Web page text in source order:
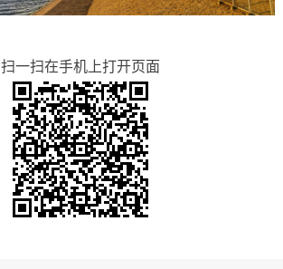
扫一扫在手机上打开页面